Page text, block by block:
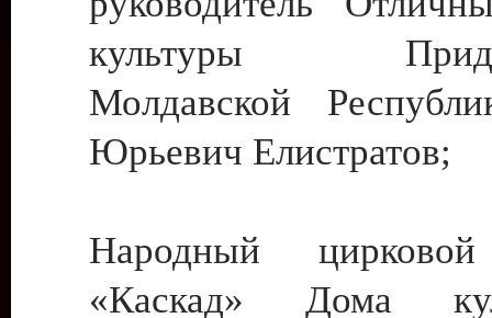
культуры
Молдавской
Юрьевич Елистратов;
Народный цирковой
«Каскад» Дома